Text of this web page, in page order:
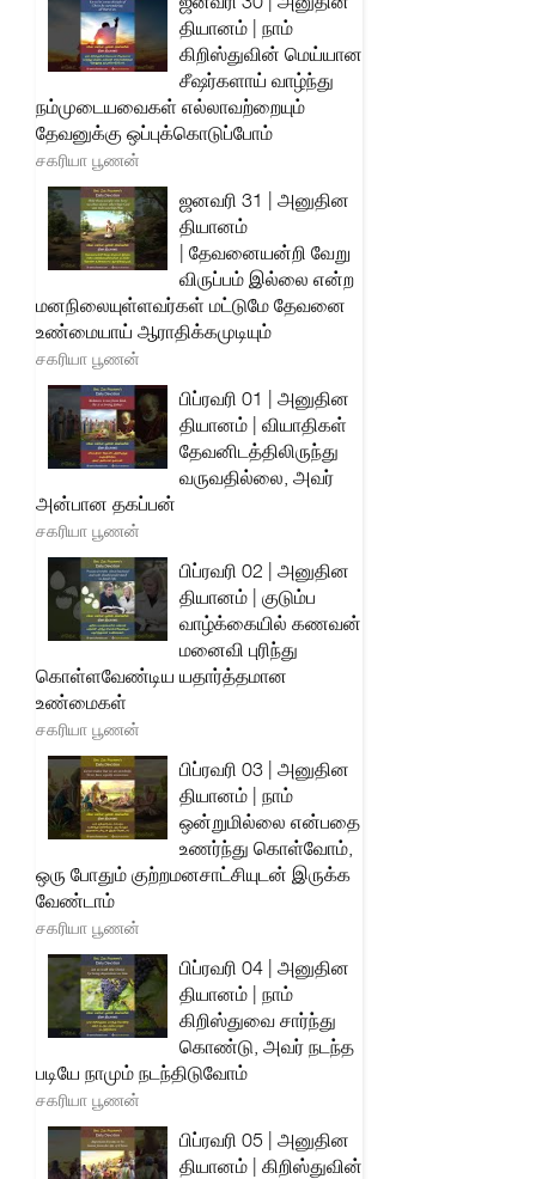
தியானம் | நாம்
கிறிஸ்துவின் மெய்யான
சீஷர்களாய் வாழ்ந்து
நம்முடையவைகள் எல்லாவற்றையும்
தேவனுக்கு ஒப்புக்கொடுப்போம்
சகரியா பூணன்
ஜனவரி 31 | அனுதின
தியானம்
| தேவனையன்றி வேறு
விருப்பம் இல்லை என்ற
மனநிலையுள்ளவர்கள் மட்டுமே தேவனை
உண்மையாய் ஆராதிக்கமுடியும்
சகரியா பூணன்
பிப்ரவரி 01 | அனுதின
தியானம் | வியாதிகள்
தேவனிடத்திலிருந்து
வருவதில்லை, அவர்
அன்பான தகப்பன்
சகரியா பூணன்
பிப்ரவரி 02 | அனுதின
தியானம் | குடும்ப
வாழ்க்கையில் கணவன்
மனைவி புரிந்து
கொள்ளவேண்டிய யதார்த்தமான
உண்மைகள்
சகரியா பூணன்
பிப்ரவரி 03 | அனுதின
தியானம் | நாம்
ஒன்றுமில்லை என்பதை
உணர்ந்து கொள்வோம்,
ஒரு போதும் குற்றமனசாட்சியுடன் இருக்க
வேண்டாம்
சகரியா பூணன்
பிப்ரவரி 04 | அனுதின
தியானம் | நாம்
கிறிஸ்துவை சார்ந்து
கொண்டு, அவர் நடந்த
படியே நாமும் நடந்திடுவோம்
சகரியா பூணன்
பிப்ரவரி 05 | அனுதின
தியானம் | கிறிஸ்துவின்